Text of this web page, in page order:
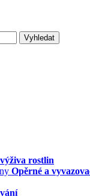
Vyhledat
rostlin
Opěrné a